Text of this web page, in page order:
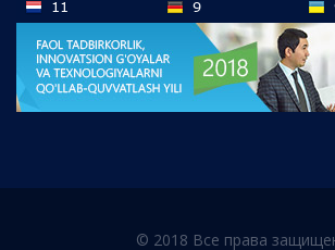
© 2018 Все права